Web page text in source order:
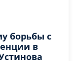
борьбы с
в